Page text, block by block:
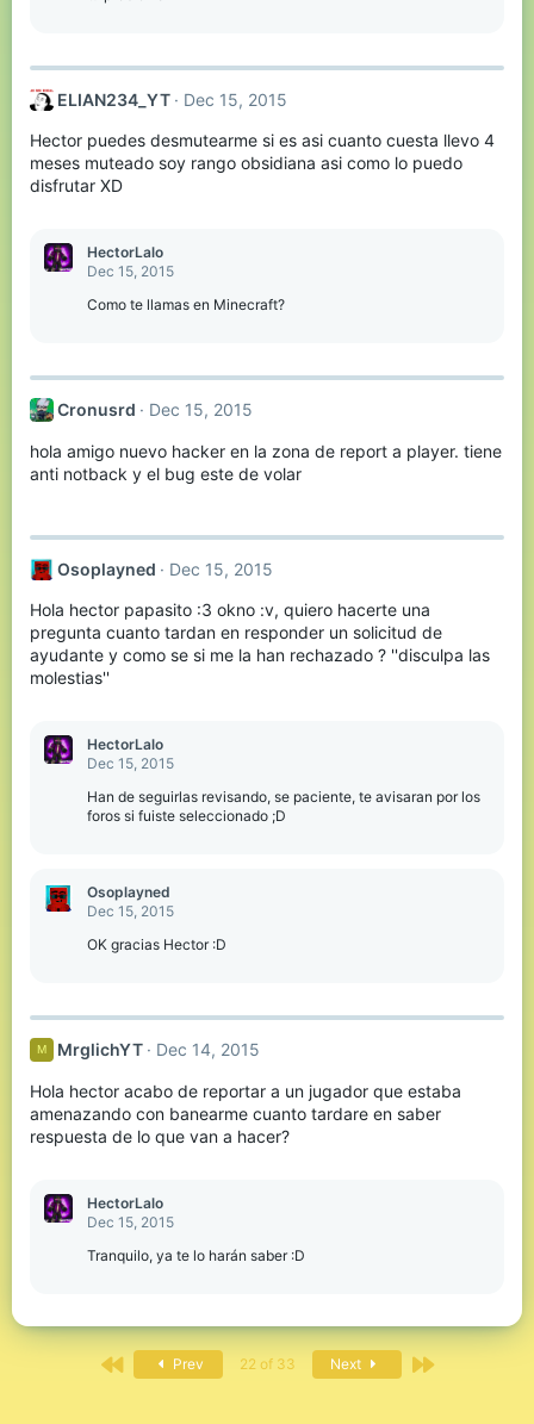
ELIAN234_YT Dec 15, 2015
Hector puedes desmutearme si es asi cuanto cuesta llevo 4
meses muteado soy rango obsidiana asi como lo puedo
disfrutar XD
HectorLalo
Dec 15, 2015
Como te llamas en Minecraft?
Cronusrd Dec 15, 2015
hola amigo nuevo hacker en la zona de report a player. tiene
anti notback y el bug este de volar
Osoplayned Dec 15, 2015
Hola hector papasito :3 okno :v, quiero hacerte una
pregunta cuanto tardan en responder un solicitud de
ayudante y como se si me la han rechazado ? ''disculpa las
molestias''
HectorLalo
Dec 15, 2015
Han de seguirlas revisando, se paciente, te avisaran por los
foros si fuiste seleccionado ;D
Osoplayned
Dec 15, 2015
OK gracias Hector :D
M MrglichYT Dec 14, 2015
Hola hector acabo de reportar a un jugador que estaba
amenazando con banearme cuanto tardare en saber
respuesta de lo que van a hacer?
HectorLalo
Dec 15, 2015
Tranquilo, ya te lo harán saber :D
First Prev 22 of 33 Next Last